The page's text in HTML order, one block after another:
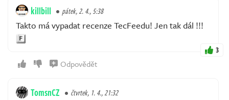
killbill pátek, 2. 4., 5:38
Takto má vypadat recenze TecFeedu! Jen tak dál !!!
3
Odpovědět
TomsnCZ čtvrtek, 1. 4., 21:32